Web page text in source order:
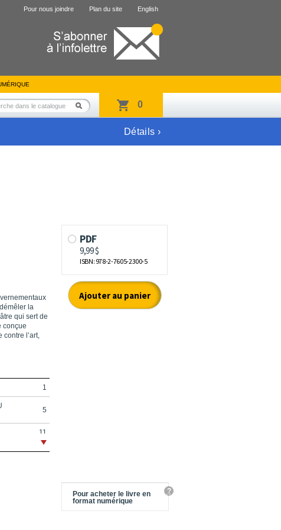
Pour nous joindre Plan du site English
0
Détails ›
la
qui sert de
conçue
contre l’art,
1
5
11
13
Pour acheter le livre en
format numérique
?